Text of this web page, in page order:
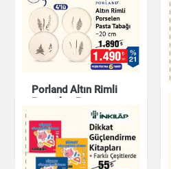
Porland Altın Rimli
Tabağı 20 cm
Mutfak Ürünleri